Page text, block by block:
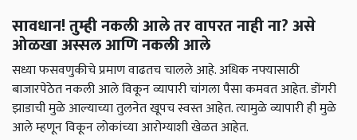
सावधान! तुम्ही नकली आले तर वापरत नाही ना? असे
ओळखा अस्सल आणि नकली आले
सध्या फसवणुकीचे प्रमाण वाढतच चालले आहे. अधिक नफ्यासाठी
बाजारपेठेत नकली आले विकून व्यापारी चांगला पैसा कमवत आहेत. डोंगरी
झाडाची मुळे आल्याच्या तुलनेत खूपच स्वस्त आहेत. त्यामुळे व्यापारी ही मुळे
आले म्हणून विकून लोकांच्या आरोग्याशी खेळत आहेत.